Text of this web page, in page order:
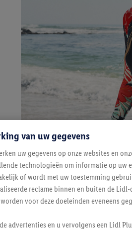
van uw gegevens
uw gegevens op onze websites en
technologieën om informatie op uw
of wordt met uw toestemming
reclame binnen en buiten de Lidl-
voor deze doeleinden eveneens
advertenties en u vervolgens een Lidl